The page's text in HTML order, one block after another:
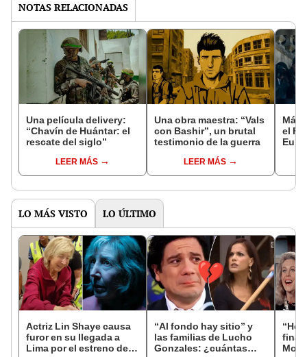
NOTAS RELACIONADAS
Una película delivery:
“Chavín de Huántar: el
rescate del siglo”
LEER MÁS
Una obra maestra: “Vals
con Bashir”, un brutal
testimonio de la guerra
LEER MÁS
Más
el
LO MÁS VISTO LO ÚLTIMO
Actriz Lin Shaye causa
furor en su llegada a
Lima por el estreno de
“Al fondo hay sitio” y
las familias de Lucho
Gonzales: ¿cuántas
final